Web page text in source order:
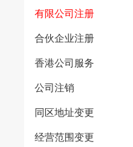
有限公司注册
合伙企业注册
香港公司服务
公司注销
同区地址变更
经营范围变更